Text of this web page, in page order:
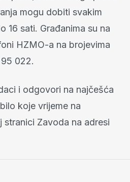
mogu dobiti svakim
16 sati. Građanima su na
HZMO-a na brojevima
95 022.
i odgovori na najčešća
koje vrijeme na
stranici Zavoda na adresi